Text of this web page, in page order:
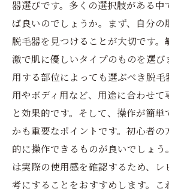
器選びです。多くの選択肢がある中
ば良いのでしょうか。まず、自分の
脱毛器を見つけることが大切です
激で肌に優しいタイプのものを選
用する部位によっても選ぶべき脱
用やボディ用など、用途に合わせ
と効果的です。そして、操作が簡単
かも重要なポイントです。初心者
的に操作できるものが良いでしょ
は実際の使用感を確認するため、
考にすることをおすすめします。こ